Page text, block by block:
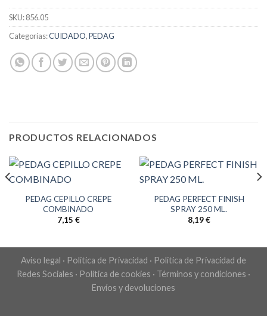
SKU:856.05
Categorías:CUIDADO,PEDAG
PRODUCTOS RELACIONADOS
PEDAG CEPILLO CREPE
COMBINADO
7,15 €
PEDAG PERFECT FINISH
SPRAY 250 ML.
8,19€
Aviso legal · Política de Privacidad · Política de Privacidad de
Redes Sociales · Política de cookies · Términos y condiciones ·
Envíos y devoluciones